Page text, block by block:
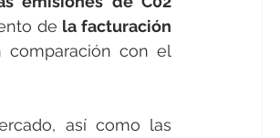
de la facturación
comparación con el
así como las